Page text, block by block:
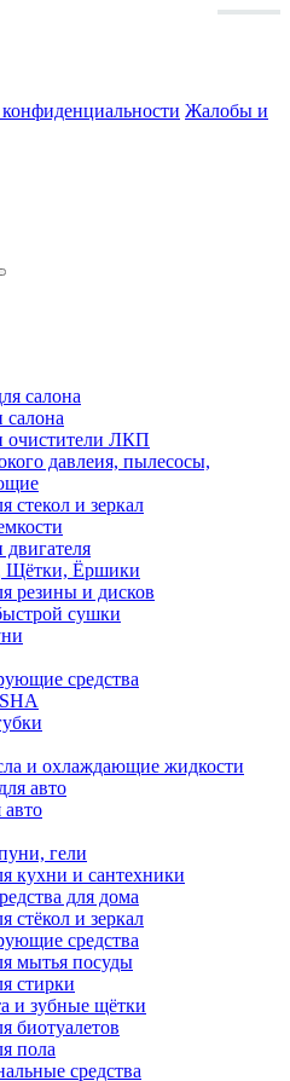
Жалобы и
салона
салона
очистители ЛКП
давлеия, пылесосы,
стекол и зеркал
Щётки, Ёршики
резины и дисков
сушки
средства
и охлаждающие жидкости
авто
гели
кухни и сантехники
для дома
стёкол и зеркал
средства
мытья посуды
стирки
и зубные щётки
биотуалетов
пола
средства